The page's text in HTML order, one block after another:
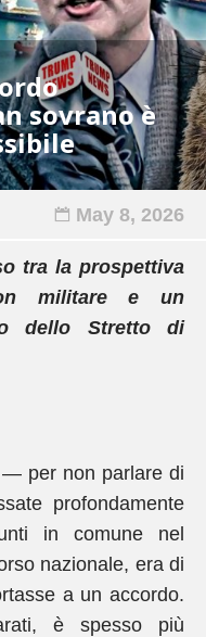
sovrano è
May 8, 2026
tra la prospettiva
militare e un
dello Stretto di
per non parlare di
profondamente
in comune nel
nazionale, era di
a un accordo.
è spesso più